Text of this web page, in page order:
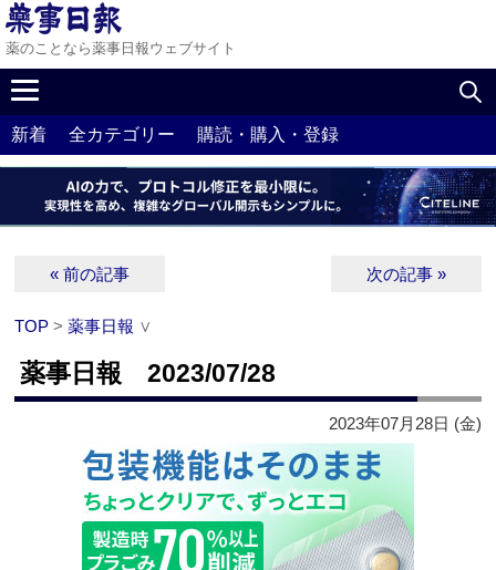
薬のことなら薬事日報ウェブサイト
新着 全カテゴリー 購読・購入・登録
« 前の記事 次の記事 »
TOP >薬事日報 ∨
薬事日報 2023/07/28
2023年07月28日 (金)